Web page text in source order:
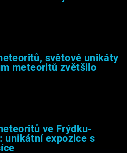
světové unikáty
meteoritů zvětšilo
ve Frýdku-
unikátní expozice s